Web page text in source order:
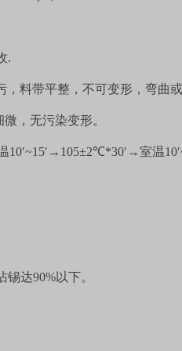
.
，料带平整，不可变形，弯曲或
，无污染变形。
10′~15′→ 105±2℃*30′→室温10′
锡达90%以下。